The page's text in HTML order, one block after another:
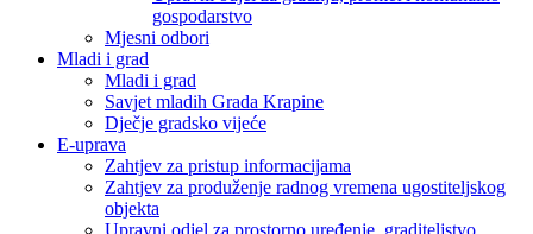
gospodarstvo
Mjesni odbori
Mladi i grad
Mladi i grad
Savjet mladih Grada Krapine
Dječje gradsko vijeće
E-uprava
Zahtjev za pristup informacijama
Zahtjev za produženje radnog vremena ugostiteljskog
objekta
Upravni odjel za prostorno uređenje, graditeljstvo,